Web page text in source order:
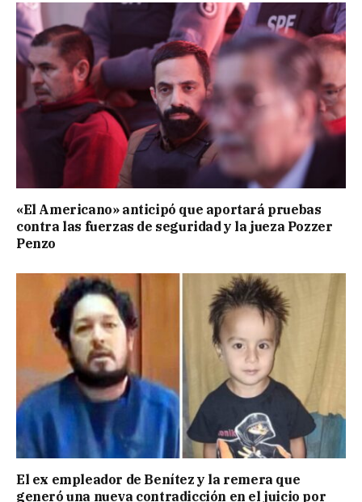
«El Americano» anticipó que aportará pruebas
contra las fuerzas de seguridad y la jueza Pozzer
Penzo
El ex empleador de Benítez y la remera que
generó una nueva contradicción en el juicio por